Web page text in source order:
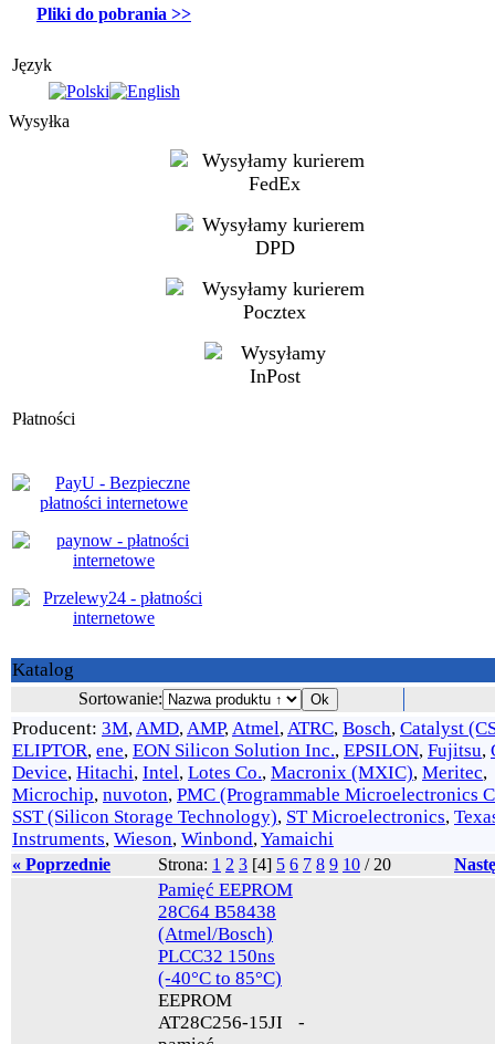
Pliki do pobrania >>
Język
Wysyłka
Płatności
Katalog
Sortowanie:
Producent: 3M,AMD,AMP,Atmel,ATRC, Bosch, Catalyst
ELIPTOR, ene, EON Silicon Solution Inc., EPSILON, Fujitsu,
Device, Hitachi, Intel, Lotes Co., Macronix (MXIC), Meritec,
Microchip, nuvoton, PMC (Programmable Microelectronics
SST (Silicon Storage Technology), ST Microelectronics,
Instruments, Wieson, Winbond,Yamaichi
« Poprzednie Strona: 1 2 3 [4] 5 6 7 8 9 10 / 20
Pamięć EEPROM
28C64 B58438
(Atmel/Bosch)
PLCC32 150ns
(-40°C to 85°C)
EEPROM
AT28C256-15JI -